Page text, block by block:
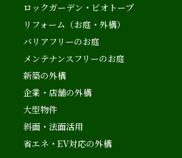
ロックガーデン・ビオトープ
リフォーム（お庭・外構）
バリアフリーのお庭
メンテナンスフリーのお庭
新築の外構
企業・店舗の外構
大型物件
斜面・法面活用
省エネ・EV対応の外構